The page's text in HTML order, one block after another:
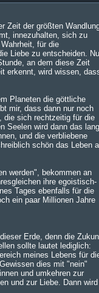
Zeit der größten
innezuhalten, sich zu
für die
Liebe zu entscheiden.
an dem diese Zeit
erkennt, wird wissen,
Planeten die göttliche
mir, dass dann nur noch
die sich rechtzeitig für die
Seelen wird dann das lang
und die verbliebene
schön das Leben
werden", bekommen an
ihre egoistisch-
Tages ebenfalls für die
ein paar Millionen Jahre
Erde, denn die
sollte lautet lediglich:
meines Lebens für
dies mit "nein"
und umkehren zur
und zur Liebe. Dann wird